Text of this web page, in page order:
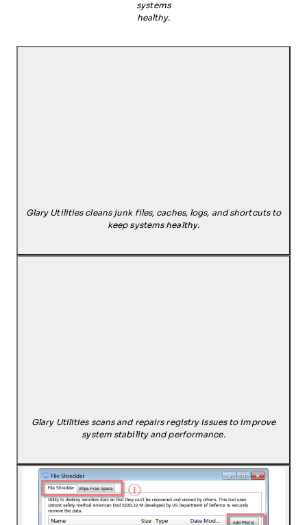
systems
healthy.
Glary Utilities cleans junk files, caches, logs, and shortcuts to
keep systems healthy.
Glary Utilities scans and repairs registry issues to improve
system stability and performance.